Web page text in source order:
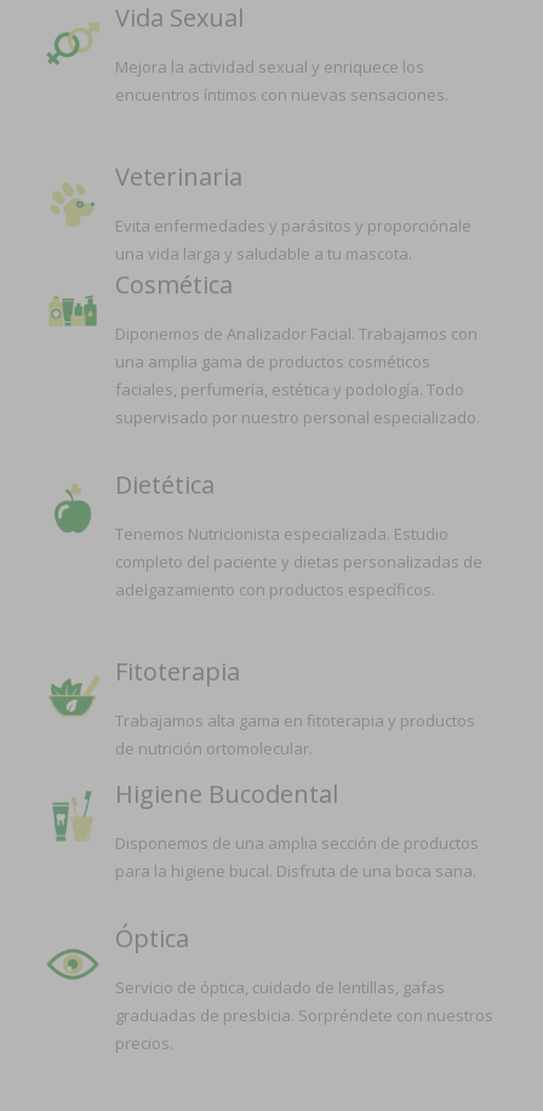
Vida Sexual
Mejora la actividad sexual y enriquece los
encuentros íntimos con nuevas sensaciones.
Veterinaria
Evita enfermedades y parásitos y proporciónale
una vida larga y saludable a tu mascota.
Cosmética
Diponemos de Analizador Facial. Trabajamos con
una amplia gama de productos cosméticos
faciales, perfumería, estética y podología. Todo
supervisado por nuestro personal especializado.
Dietética
Tenemos Nutricionista especializada. Estudio
completo del paciente y dietas personalizadas de
adelgazamiento con productos específicos.
Fitoterapia
Trabajamos alta gama en fitoterapia y productos
de nutrición ortomolecular.
Higiene Bucodental
Disponemos de una amplia sección de productos
para la higiene bucal. Disfruta de una boca sana.
Óptica
Servicio de óptica, cuidado de lentillas, gafas
graduadas de presbicia. Sorpréndete con nuestros
precios.